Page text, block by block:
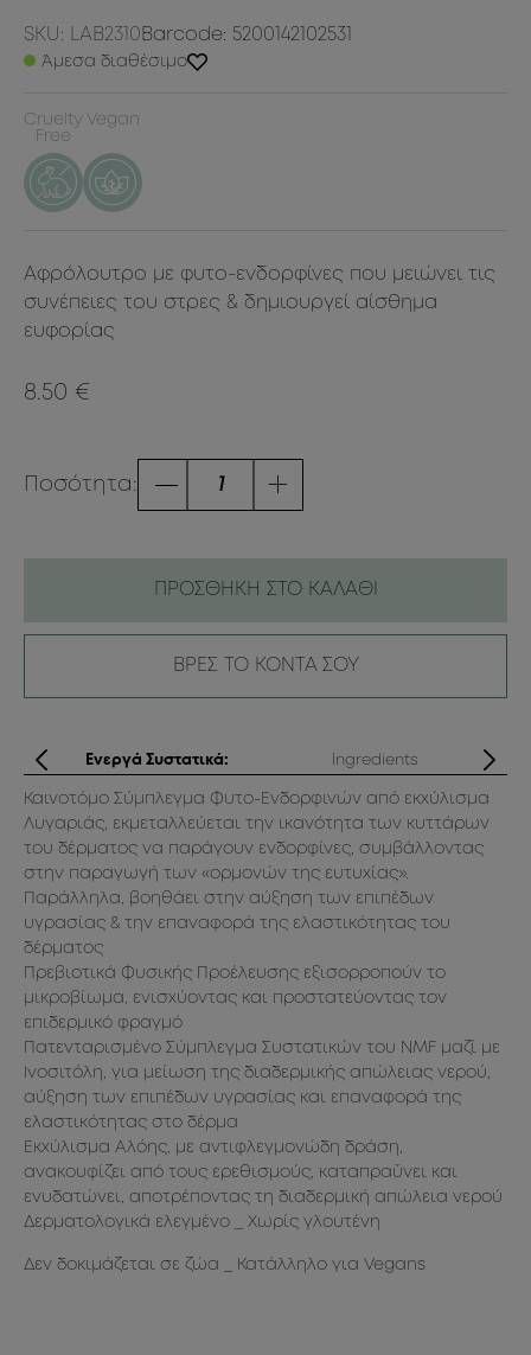
SKU: LAB2310 Barcode: 5200142102531
Άμεσα διαθέσιμο
Cruelty
Free
Vegan
Αφρόλουτρο με φυτο-ενδορφίνες που μειώνει τις
συνέπειες του στρες & δημιουργεί αίσθημα
ευφορίας
8.50 €
Ποσότητα:
ΠΡΟΣΘΗΚΗ ΣΤΟ ΚΑΛΑΘΙ
ΒΡΕΣ ΤΟ ΚΟΝΤΑ ΣΟΥ
Ενεργά Συστατικά: Ingredients
Καινοτόμο Σύμπλεγμα Φυτο-Ενδορφινών από εκχύλισμα
Λυγαριάς, εκμεταλλεύεται την ικανότητα των κυττάρων
του δέρματος να παράγουν ενδορφίνες, συμβάλλοντας
στην παραγωγή των «ορμονών της ευτυχίας».
Παράλληλα, βοηθάει στην αύξηση των επιπέδων
υγρασίας & την επαναφορά της ελαστικότητας του
δέρματος
Πρεβιοτικά Φυσικής Προέλευσης εξισορροπούν το
μικροβίωμα, ενισχύοντας και προστατεύοντας τον
επιδερμικό φραγμό
Πατενταρισμένο Σύμπλεγμα Συστατικών του NMF μαζί με
Ινοσιτόλη, για μείωση της διαδερμικής απώλειας νερού,
αύξηση των επιπέδων υγρασίας και επαναφορά της
ελαστικότητας στο δέρμα
Εκχύλισμα Αλόης, με αντιφλεγμονώδη δράση,
ανακουφίζει από τους ερεθισμούς, καταπραΰνει και
ενυδατώνει, αποτρέποντας τη διαδερμική απώλεια νερού
Δερματολογικά ελεγμένο _ Χωρίς γλουτένη
Δεν δοκιμάζεται σε ζώα _ Κατάλληλο για Vegans